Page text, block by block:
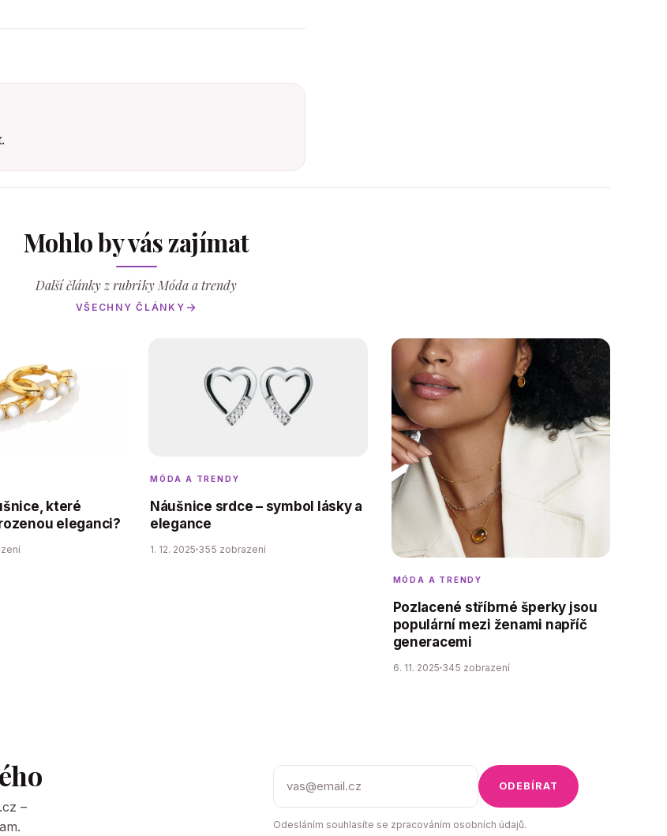
.
Mohlo by vás zajímat
Další články z rubriky Móda a trendy
VŠECHNY ČLÁNKY
které
eleganci?
MÓDA A TRENDY
Náušnice srdce – symbol lásky a
elegance
1. 12. 2025 355 zobrazení
MÓDA A TRENDY
Pozlacené stříbrné šperky jsou
populární mezi ženami napříč
generacemi
6. 11. 2025 345 zobrazení
–
ODEBÍRAT
Odesláním souhlasíte se zpracováním osobních údajů.